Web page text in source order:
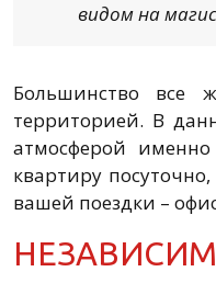
видом на
Большинство все
территорией. В
атмосферой
квартиру
вашей поездки –